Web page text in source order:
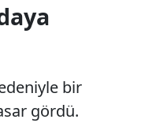
bir
gördü.